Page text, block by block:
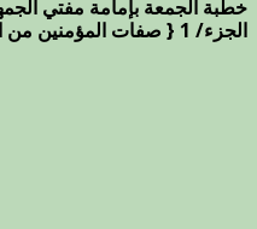
خطبة الجمعة بإمامة مفتي
الجزء/ 1 { صفات المؤمنين من الإنس والجن ).